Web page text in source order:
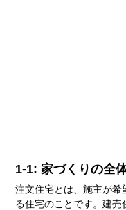
1-1: 家づくりの全
注文住宅とは、施主が
る住宅のことです。建